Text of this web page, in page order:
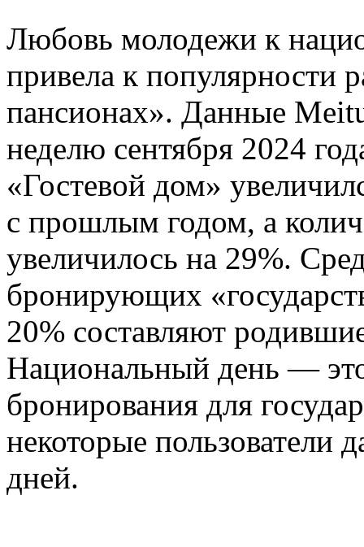
Любовь молодежи к
привела к популярности
пансионах». Данные
неделю сентября 2024
«Гостевой дом»
с прошлым годом, а
увеличилось на 29%.
бронирующих
20% составляют
Национальный день —
бронирования для
некоторые пользователи
дней.